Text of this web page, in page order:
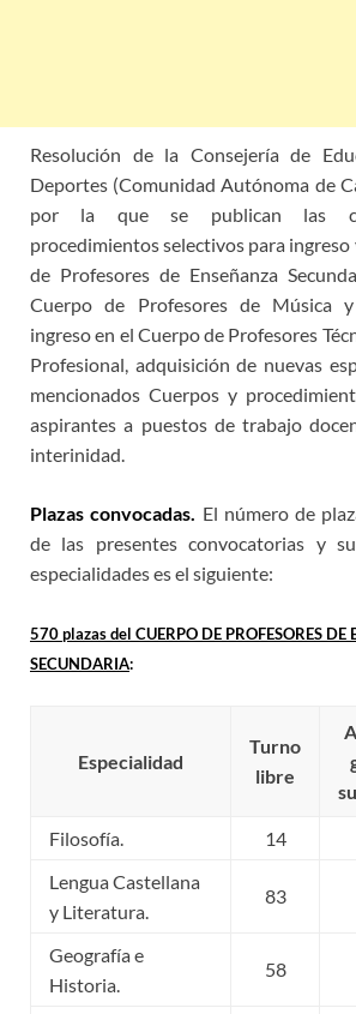
Resolución de la Consejería de
Deportes (Comunidad Autónoma de
por la que se publican las
procedimientos selectivos para ingreso
de Profesores de Enseñanza
Cuerpo de Profesores de Música y
ingreso en el Cuerpo de Profesores
Profesional, adquisición de nuevas
mencionados Cuerpos y
aspirantes a puestos de trabajo
interinidad.
Plazas convocadas. El número de
de las presentes convocatorias y
especialidades es el siguiente:
570 plazas del CUERPO DE PROFESORES DE
SECUNDARIA:
Especialidad
Turno
libre
Filosofía. 14
Lengua Castellana
y Literatura.
83
Geografía e
Historia.
58